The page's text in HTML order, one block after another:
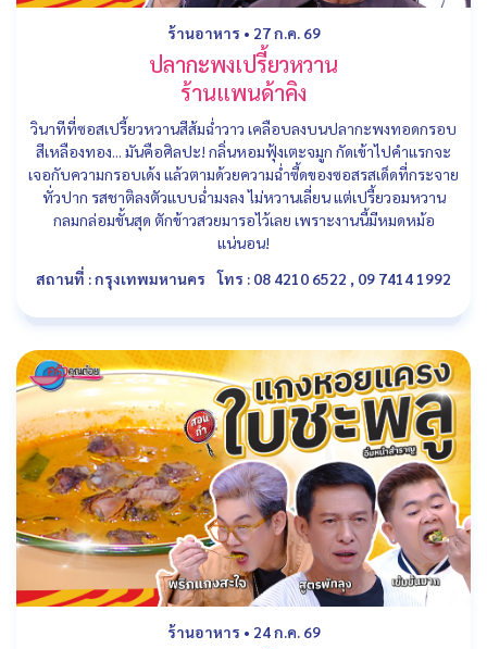
ร้านอาหาร • 27 ก.ค. 69
ปลากะพงเปรี้ยวหวาน
ร้านแพนด้าคิง
วินาทีที่ซอสเปรี้ยวหวานสีส้มฉ่ำวาว เคลือบลงบนปลากะพงทอดกรอบ
สีเหลืองทอง... มันคือศิลปะ! กลิ่นหอมฟุ้งเตะจมูก กัดเข้าไปคำแรกจะ
เจอกับความกรอบเด้ง แล้วตามด้วยความฉ่ำซี้ดของซอสรสเด็ดที่กระจาย
ทั่วปาก รสชาติลงตัวแบบฉ่ำมงลง ไม่หวานเลี่ยน แต่เปรี้ยวอมหวาน
กลมกล่อมขั้นสุด ตักข้าวสวยมารอไว้เลย เพราะงานนี้มีหมดหม้อ
แน่นอน!
สถานที่ : กรุงเทพมหานคร
โทร : 08 4210 6522 , 09 7414 1992
ร้านอาหาร • 24 ก.ค. 69